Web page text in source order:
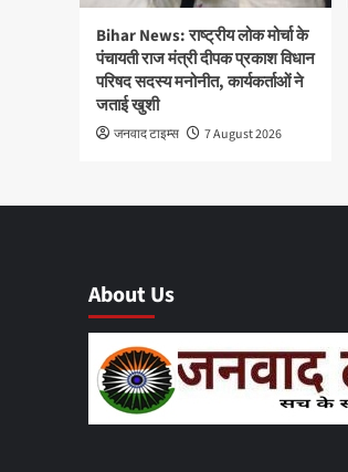
Bihar News: राष्ट्रीय लोक मोर्चा के
पंचायती राज मंत्री दीपक प्रकाश विधान
परिषद सदस्य मनोनीत, कार्यकर्ताओं ने
जताई खुशी
जनवाद टाइम्स 7 August 2026
About Us